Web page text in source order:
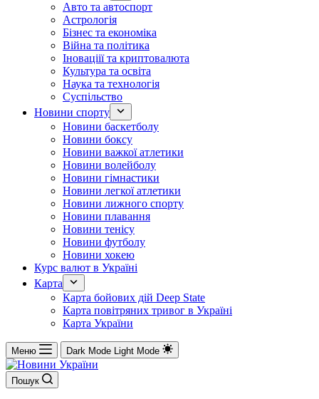
Авто та автоспорт
Астрологія
Бізнес та економіка
Війна та політика
Іноваціії та криптовалюта
Культура та освіта
Наука та технологія
Суспільство
Новини спорту
Новини баскетболу
Новини боксу
Новини важкої атлетики
Новини волейболу
Новини гімнастики
Новини легкої атлетики
Новини лижного спорту
Новини плавання
Новини тенісу
Новини футболу
Новини хокею
Курс валют в Україні
Карта
Карта бойових дій Deep State
Карта повітряних тривог в Україні
Карта України
Меню Dark Mode Light Mode
Пошук